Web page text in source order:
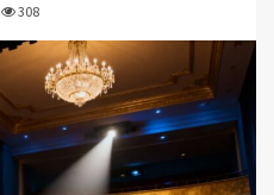
308